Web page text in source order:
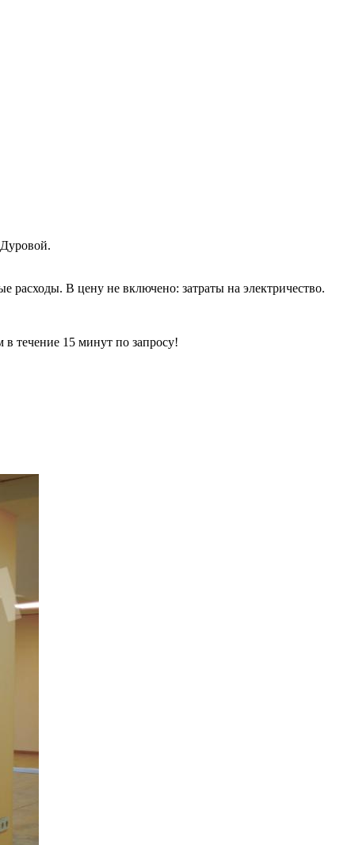
В цену не включено: затраты на электричество.
15 минут по запросу!